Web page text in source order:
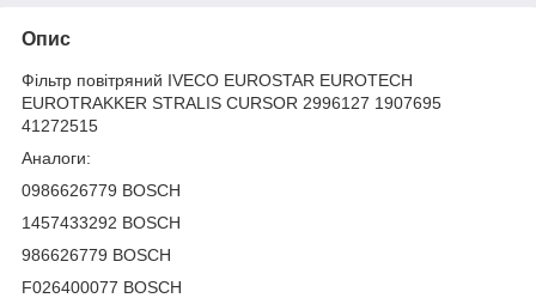
Опис
Фільтр повітряний IVECO EUROSTAR EUROTECH
EUROTRAKKER STRALIS CURSOR 2996127 1907695
41272515
Аналоги:
0986626779 BOSCH
1457433292 BOSCH
986626779 BOSCH
F026400077 BOSCH